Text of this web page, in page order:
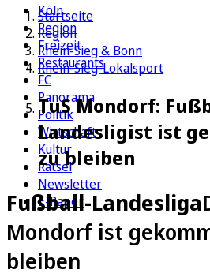
Köln
Region
Freizeit
Restaurants
FC
Panorama
Politik
Wirtschaft
Kultur
Rätsel
Newsletter
E-Paper
Startseite
Region
Rhein-Sieg & Bonn
Rhein-Sieg-Lokalsport
TuS Mondorf:
Landesligist ist
zu bleiben
Fußball-Landesliga
Mondorf ist
bleiben